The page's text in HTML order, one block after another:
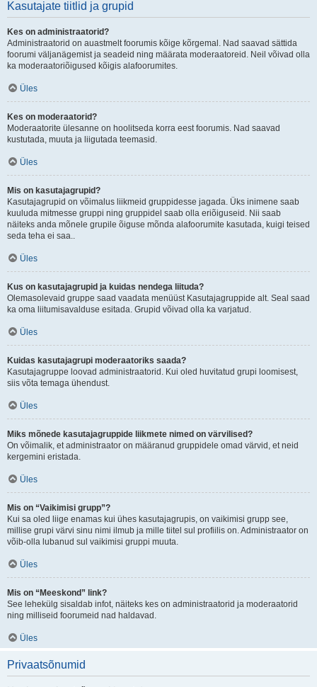
Kasutajate tiitlid ja grupid
Kes on administraatorid?
Administraatorid on auastmelt foorumis kõige kõrgemal. Nad saavad sättida
foorumi väljanägemist ja seadeid ning määrata moderaatoreid. Neil võivad olla
ka moderaatoriõigused kõigis alafoorumites.
Üles
Kes on moderaatorid?
Moderaatorite ülesanne on hoolitseda korra eest foorumis. Nad saavad
kustutada, muuta ja liigutada teemasid.
Üles
Mis on kasutajagrupid?
Kasutajagrupid on võimalus liikmeid gruppidesse jagada. Üks inimene saab
kuuluda mitmesse gruppi ning gruppidel saab olla eriõiguseid. Nii saab
näiteks anda mõnele grupile õiguse mõnda alafoorumite kasutada, kuigi teised
seda teha ei saa..
Üles
Kus on kasutajagrupid ja kuidas nendega liituda?
Olemasolevaid gruppe saad vaadata menüüst Kasutajagruppide alt. Seal saad
ka oma liitumisavalduse esitada. Grupid võivad olla ka varjatud.
Üles
Kuidas kasutajagrupi moderaatoriks saada?
Kasutajagruppe loovad administraatorid. Kui oled huvitatud grupi loomisest,
siis võta temaga ühendust.
Üles
Miks mõnede kasutajagruppide liikmete nimed on värvilised?
On võimalik, et administraator on määranud gruppidele omad värvid, et neid
kergemini eristada.
Üles
Mis on “Vaikimisi grupp”?
Kui sa oled liige enamas kui ühes kasutajagrupis, on vaikimisi grupp see,
millise grupi värvi sinu nimi ilmub ja mille tiitel sul profiilis on. Administraator on
võib-olla lubanud sul vaikimisi gruppi muuta.
Üles
Mis on “Meeskond” link?
See lehekülg sisaldab infot, näiteks kes on administraatorid ja moderaatorid
ning milliseid foorumeid nad haldavad.
Üles
Privaatsõnumid